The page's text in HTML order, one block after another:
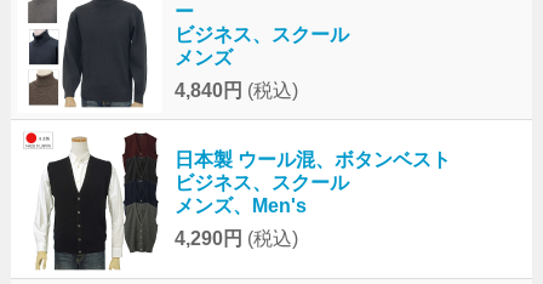
ー
ビジネス、スクール
メンズ
4,840円 (税込)
日本製 ウール混、ボタンベスト
ビジネス、スクール
メンズ、Men's
4,290円 (税込)